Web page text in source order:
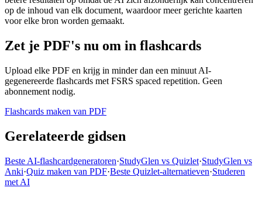
op de inhoud van elk document, waardoor meer gerichte kaarten
voor elke bron worden gemaakt.
Zet je PDF's nu om in flashcards
Upload elke PDF en krijg in minder dan een minuut AI-
gegenereerde flashcards met FSRS spaced repetition. Geen
abonnement nodig.
Flashcards maken van PDF
Gerelateerde gidsen
Beste AI-flashcardgeneratoren·StudyGlen vs Quizlet·StudyGlen vs
Anki·Quiz maken van PDF·Beste Quizlet-alternatieven·Studeren
met AI